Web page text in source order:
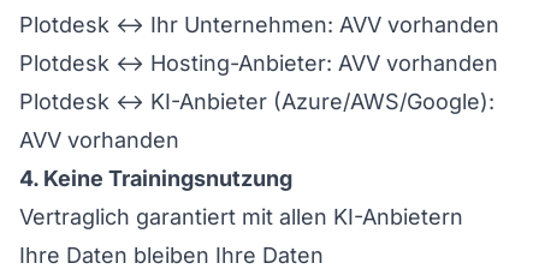
Plotdesk ↔ Ihr Unternehmen: AVV vorhanden
Plotdesk ↔ Hosting-Anbieter: AVV vorhanden
Plotdesk ↔ KI-Anbieter (Azure/AWS/Google):
AVV vorhanden
4. Keine Trainingsnutzung
Vertraglich garantiert mit allen KI-Anbietern
Ihre Daten bleiben Ihre Daten